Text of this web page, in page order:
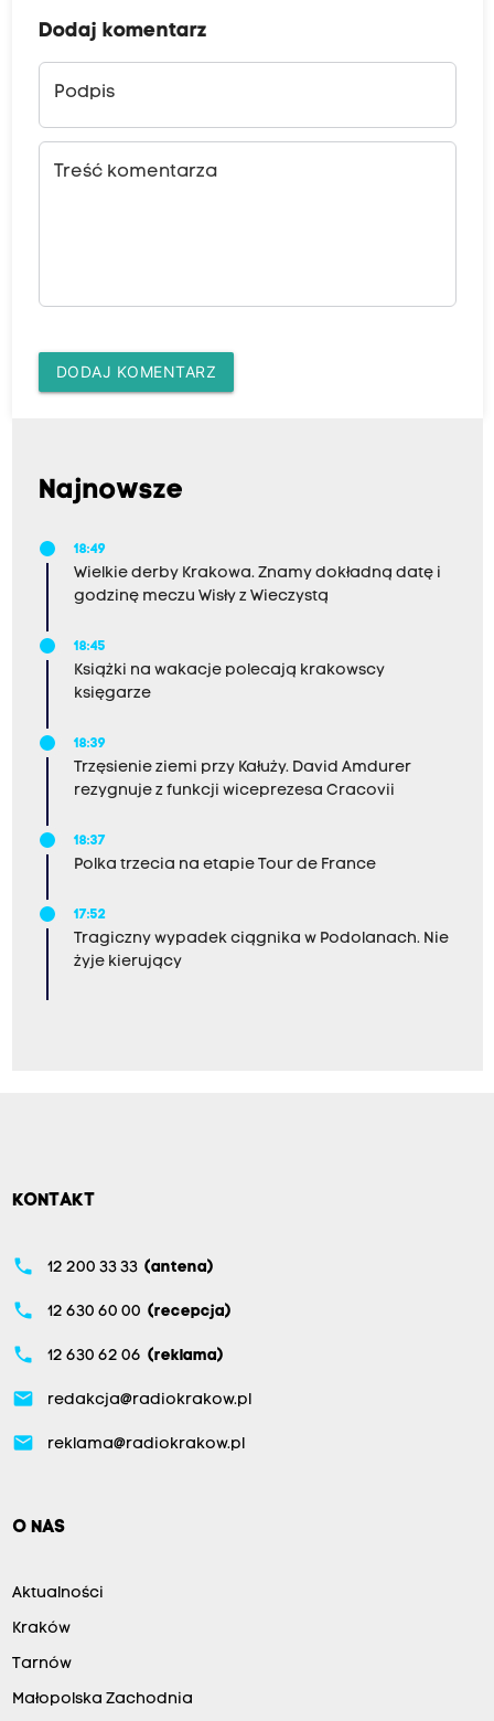
Dodaj komentarz
Podpis
Treść komentarza
DODAJ KOMENTARZ
Najnowsze
18:49
Wielkie derby Krakowa. Znamy dokładną datę i
godzinę meczu Wisły z Wieczystą
18:45
Książki na wakacje polecają krakowscy
księgarze
18:39
Trzęsienie ziemi przy Kałuży. David Amdurer
rezygnuje z funkcji wiceprezesa Cracovii
18:37
Polka trzecia na etapie Tour de France
17:52
Tragiczny wypadek ciągnika w Podolanach. Nie
żyje kierujący
KONTAKT
phone 12 200 33 33 (antena)
phone 12 630 60 00 (recepcja)
phone 12 630 62 06 (reklama)
email redakcja@radiokrakow.pl
email reklama@radiokrakow.pl
O NAS
Aktualności
Kraków
Tarnów
Małopolska Zachodnia